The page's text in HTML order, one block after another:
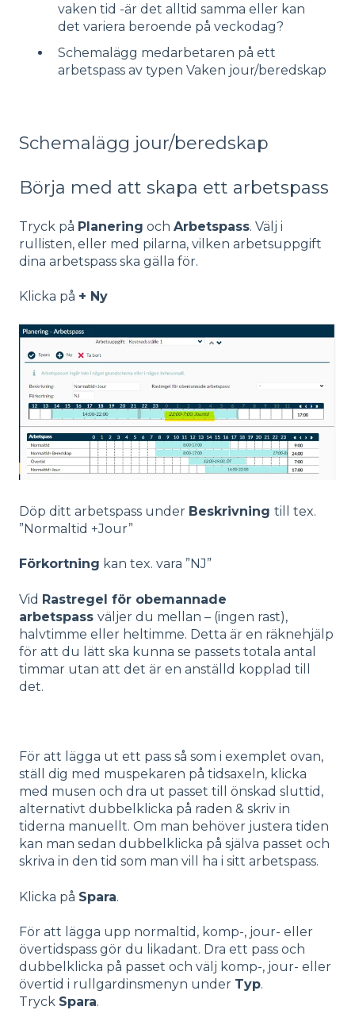
vaken tid -är det alltid samma eller kan
det variera beroende på veckodag?
Schemalägg medarbetaren på ett
arbetspass av typen Vaken jour/beredskap
Schemalägg jour/beredskap
Börja med att skapa ett arbetspass
Tryck på Planering och Arbetspass. Välj i
rullisten, eller med pilarna, vilken arbetsuppgift
dina arbetspass ska gälla för.
Klicka på + Ny
Döp ditt arbetspass under Beskrivning till tex.
”Normaltid +Jour”
Förkortning kan tex. vara ”NJ”
Vid Rastregel för obemannade
arbetspass väljer du mellan – (ingen rast),
halvtimme eller heltimme. Detta är en räknehjälp
för att du lätt ska kunna se passets totala antal
timmar utan att det är en anställd kopplad till
det.
För att lägga ut ett pass så som i exemplet ovan,
ställ dig med muspekaren på tidsaxeln, klicka
med musen och dra ut passet till önskad sluttid,
alternativt dubbelklicka på raden & skriv in
tiderna manuellt. Om man behöver justera tiden
kan man sedan dubbelklicka på själva passet och
skriva in den tid som man vill ha i sitt arbetspass.
Klicka på Spara.
För att lägga upp normaltid, komp-, jour- eller
övertidspass gör du likadant. Dra ett pass och
dubbelklicka på passet och välj komp-, jour- eller
övertid i rullgardinsmenyn under Typ.
Tryck Spara.